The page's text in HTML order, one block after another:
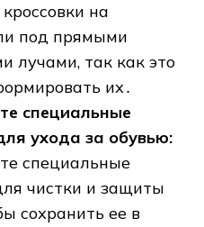
на
под прямыми
лучами, так как это
их․
специальные
ухода за обувью:
специальные
чистки и защиты
сохранить ее в